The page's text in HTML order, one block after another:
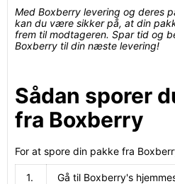
Med Boxberry levering og deres
kan du være sikker på, at din
frem til modtageren. Spar tid og
Boxberry til din næste levering!
Sådan sporer
fra Boxberry
For at spore din pakke fra
1. Gå til Boxberry's